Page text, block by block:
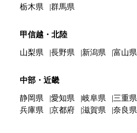
栃木県
群馬県
甲信越・北陸
山梨県 長野県 新潟県 富山県
中部・近畿
静岡県 愛知県 岐阜県 三重県
兵庫県
京都府 滋賀県 奈良県